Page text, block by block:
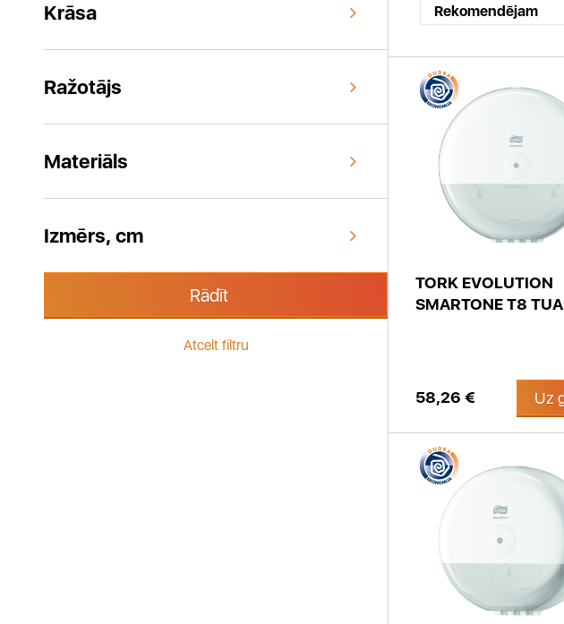
Krāsa
Ražotājs
Materiāls
Izmērs, cm
Rādīt
Atcelt filtru
Rekomendējam
TORK EVOLUTION
SMARTONE T8
58,26 € Uz